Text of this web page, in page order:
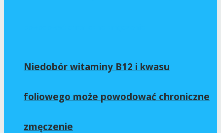
Niedobór witaminy B12 i kwasu
foliowego może powodować chroniczne
zmęczenie